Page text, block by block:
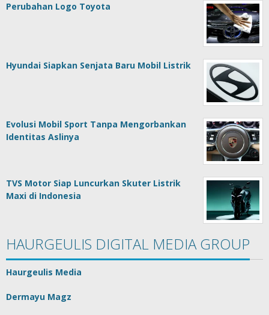
Perubahan Logo Toyota
Hyundai Siapkan Senjata Baru Mobil Listrik
Evolusi Mobil Sport Tanpa Mengorbankan
Identitas Aslinya
TVS Motor Siap Luncurkan Skuter Listrik
Maxi di Indonesia
HAURGEULIS DIGITAL MEDIA GROUP
Haurgeulis Media
Dermayu Magz